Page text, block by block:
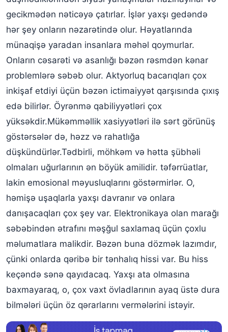
gecikmədən nəticəyə çatırlar. İşlər yaxşı gedəndə
hər şey onların nəzarətində olur. Həyatlarında
münaqişə yaradan insanlara məhəl qoymurlar.
Onların cəsarəti və asanlığı bəzən rəsmdən kənar
problemlərə səbəb olur. Aktyorluq bacarıqları çox
inkişaf etdiyi üçün bəzən ictimaiyyət qarşısında çıxış
edə bilirlər. Öyrənmə qabiliyyətləri çox
yüksəkdir.Mükəmməllik xasiyyətləri ilə sərt görünüş
göstərsələr də, həzz və rahatlığa
düşkündürlər.Tədbirli, möhkəm və hətta şübhəli
olmaları uğurlarının ən böyük amilidir. təfərrüatlar,
lakin emosional məyusluqlarını göstərmirlər. O,
həmişə uşaqlarla yaxşı davranır və onlara
danışacaqları çox şey var. Elektronikaya olan marağı
səbəbindən ətrafını məşğul saxlamaq üçün çoxlu
məlumatlara malikdir. Bəzən buna dözmək lazımdır,
çünki onlarda qəribə bir tənhalıq hissi var. Bu hiss
keçəndə sənə qayıdacaq. Yaxşı ata olmasına
baxmayaraq, o, çox vaxt övladlarının ayaq üstə dura
bilmələri üçün öz qərarlarını vermələrini istəyir.